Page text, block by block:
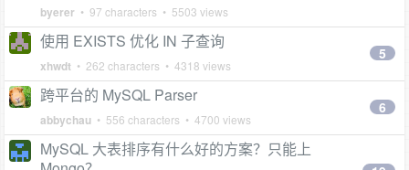
byerer • 97 characters • 5503 views
使用 EXISTS 优化 IN 子查询
xhwdt • 262 characters • 4318 views
5
跨平台的 MySQL Parser
abbychau • 556 characters • 4700 views
6
MySQL 大表排序有什么好的方案？只能上